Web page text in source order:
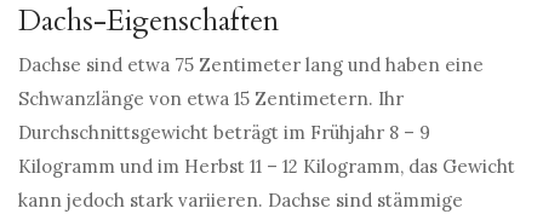
Dachs-Eigenschaften
Dachse sind etwa 75 Zentimeter lang und haben eine
Schwanzlänge von etwa 15 Zentimetern. Ihr
Durchschnittsgewicht beträgt im Frühjahr 8 – 9
Kilogramm und im Herbst 11 – 12 Kilogramm, das Gewicht
kann jedoch stark variieren. Dachse sind stämmige